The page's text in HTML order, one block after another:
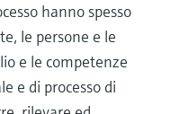
hanno spesso
le persone e le
e le competenze
e di processo di